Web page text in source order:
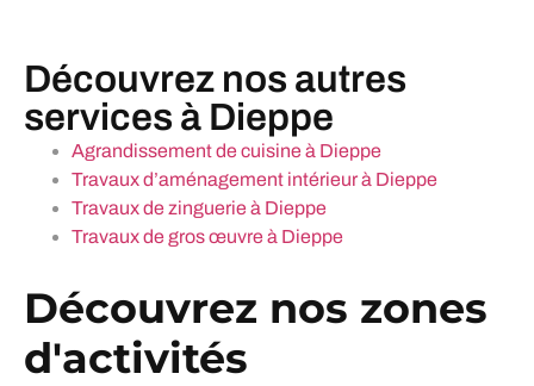
Découvrez nos autres
services à Dieppe
Agrandissement de cuisine à Dieppe
Travaux d’aménagement intérieur à Dieppe
Travaux de zinguerie à Dieppe
Travaux de gros œuvre à Dieppe
Découvrez nos zones
d'activités